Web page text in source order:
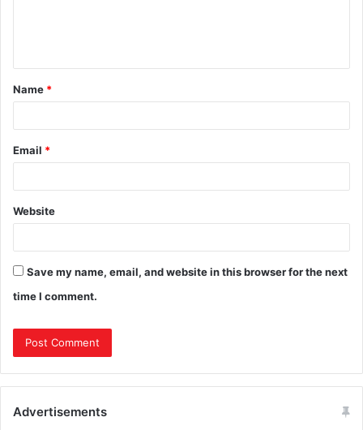
Name *
Email *
Website
Save my name, email, and website in this browser for the next
time I comment.
Advertisements